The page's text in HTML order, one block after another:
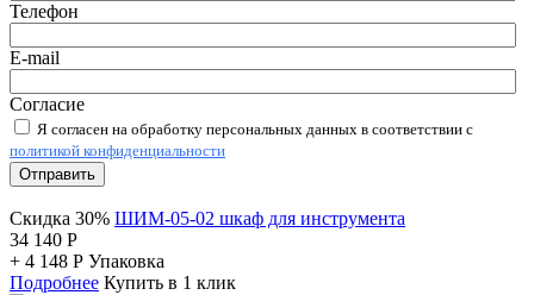
Телефон
E-mail
Согласие
Я согласен на обработку персональных данных в соответствии с
политикой конфиденциальности
Отправить
Скидка 30% ШИМ-05-02 шкаф для инструмента
34 140 Р
+ 4 148 Р Упаковка
Подробнее Купить в 1 клик